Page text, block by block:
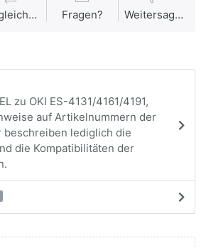
Vergleichen Fragen? Weitersagen
zu OKI ES-4131/4161/4191,
auf Artikelnummern der
beschreiben lediglich die
die Kompatibilitäten der